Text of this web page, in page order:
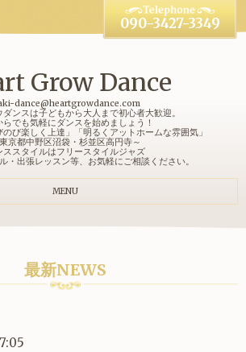
Grow Dance
dance@heartgrowdance.com
ンスは子どもから大人まで初心者大歓迎。
らでも気軽にダンスを始めましょう！
のび楽しく上達」「明るくアットホームな雰囲気」
京都中野区沼袋・杉並区高円寺～
ススタイルはフリースタイルジャズ
・出張レッスン等、お気軽にご相談ください。
090-3427-3349
MENU
最新NEWS